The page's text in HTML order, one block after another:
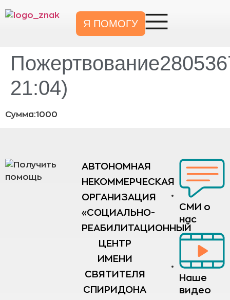
Я ПОМОГУ
21:04)
Сумма:1000
АВТОНОМНАЯ
НЕКОММЕРЧЕСКАЯ
ОРГАНИЗАЦИЯ
«СОЦИАЛЬНО-
РЕАБИЛИТАЦИОННЫЙ
ЦЕНТР
ИМЕНИ
СВЯТИТЕЛЯ
СПИРИДОНА
СМИ о
нас
Наше
видео